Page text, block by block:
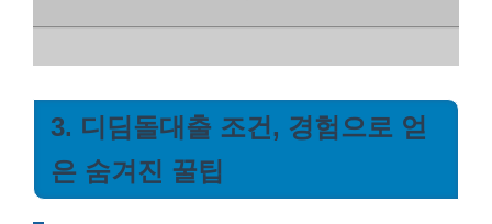
3. 디딤돌대출 조건, 경험으로 얻
은 숨겨진 꿀팁